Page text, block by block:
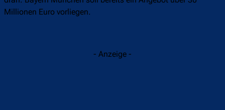
Millionen Euro vorliegen.
- Anzeige -